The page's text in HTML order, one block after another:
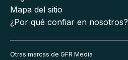
Mapa del sitio
¿Por qué confiar en nosotros?
Otras marcas de GFR Media